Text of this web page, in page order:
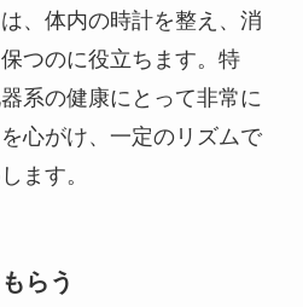
、体内の時計を整え、消
つのに役立ちます。特
系の健康にとって非常に
心がけ、一定のリズムで
ます。
らう